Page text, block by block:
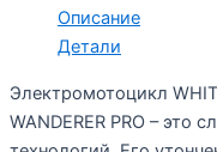
Описание
Детали
Электромотоцикл
WANDERER PRO – это